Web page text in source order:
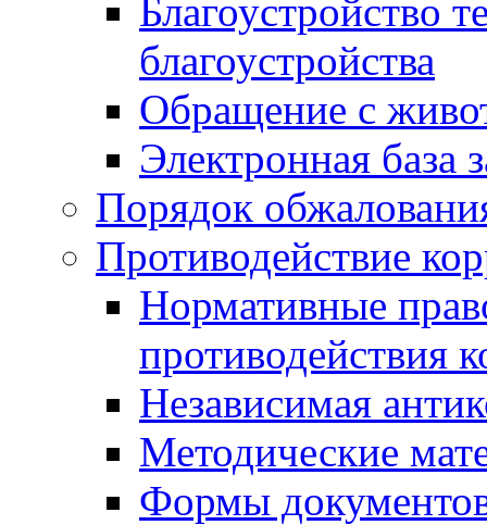
Благоустройство
благоустройства
Обращение с
Электронная база
Порядок
Противодействие
Нормативные
противодействия
Независимая
Методические
Формы